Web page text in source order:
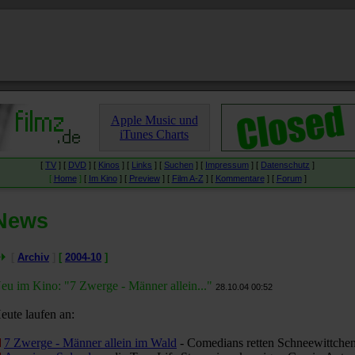
Apple Music und
iTunes Charts
[ TV ] [ DVD ] [ Kinos ] [ Links ] [ Suchen ] [ Impressum ] [ Datenschutz ]
[ Home] [ Im Kino] [ Preview] [ Film A-Z ] [ Kommentare] [ Forum]
Archiv [ 2004-10 ]
im Kino: "7 Zwerge - Männer allein..." 28.10.04 00:52
laufen an:
7 Zwerge - Männer allein im Wald - Comedians retten